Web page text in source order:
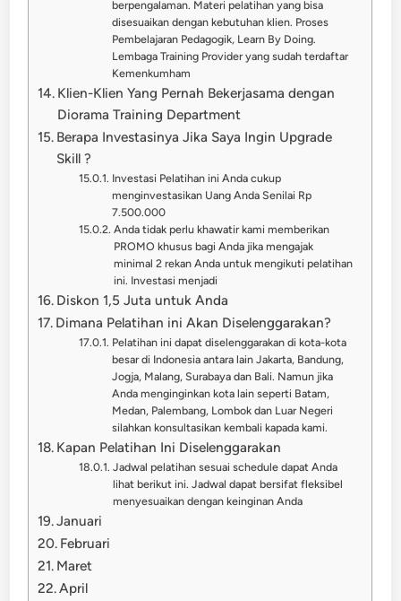
berpengalaman. Materi pelatihan yang bisa
disesuaikan dengan kebutuhan klien. Proses
Pembelajaran Pedagogik, Learn By Doing.
Lembaga Training Provider yang sudah terdaftar
Kemenkumham
Klien-Klien Yang Pernah Bekerjasama dengan
Diorama Training Department
Berapa Investasinya Jika Saya Ingin Upgrade
Skill ?
Investasi Pelatihan ini Anda cukup
menginvestasikan Uang Anda Senilai Rp
7.500.000
Anda tidak perlu khawatir kami memberikan
PROMO khusus bagi Anda jika mengajak
minimal 2 rekan Anda untuk mengikuti pelatihan
ini. Investasi menjadi
Diskon 1,5 Juta untuk Anda
Dimana Pelatihan ini Akan Diselenggarakan?
Pelatihan ini dapat diselenggarakan di kota-kota
besar di Indonesia antara lain Jakarta, Bandung,
Jogja, Malang, Surabaya dan Bali. Namun jika
Anda menginginkan kota lain seperti Batam,
Medan, Palembang, Lombok dan Luar Negeri
silahkan konsultasikan kembali kapada kami.
Kapan Pelatihan Ini Diselenggarakan
Jadwal pelatihan sesuai schedule dapat Anda
lihat berikut ini. Jadwal dapat bersifat fleksibel
menyesuaikan dengan keinginan Anda
Januari
Februari
Maret
April